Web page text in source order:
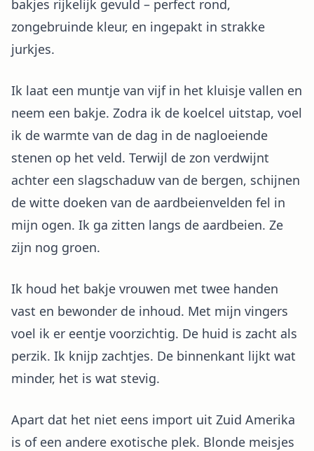
bakjes rijkelijk gevuld – perfect rond,
zongebruinde kleur, en ingepakt in strakke
jurkjes.
Ik laat een muntje van vijf in het kluisje vallen en
neem een bakje. Zodra ik de koelcel uitstap, voel
ik de warmte van de dag in de nagloeiende
stenen op het veld. Terwijl de zon verdwijnt
achter een slagschaduw van de bergen, schijnen
de witte doeken van de aardbeienvelden fel in
mijn ogen. Ik ga zitten langs de aardbeien. Ze
zijn nog groen.
Ik houd het bakje vrouwen met twee handen
vast en bewonder de inhoud. Met mijn vingers
voel ik er eentje voorzichtig. De huid is zacht als
perzik. Ik knijp zachtjes. De binnenkant lijkt wat
minder, het is wat stevig.
Apart dat het niet eens import uit Zuid Amerika
is of een andere exotische plek. Blonde meisjes